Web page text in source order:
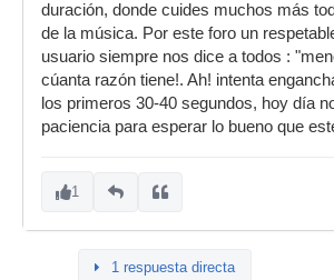
duración, donde cuides muchos más
de la música. Por este foro un
usuario siempre nos dice a todos :
cúanta razón tiene!. Ah! intenta
los primeros 30-40 segundos, hoy día
paciencia para esperar lo bueno que
1
1 respuesta directa